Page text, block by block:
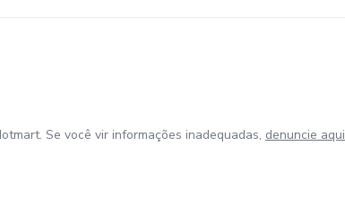
Se você vir informações inadequadas, denuncie aqui